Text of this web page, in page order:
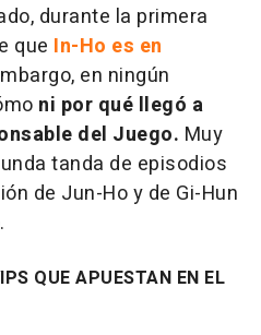
durante la primera
que In-Ho es en
en ningún
ni por qué llegó a
del Juego. Muy
tanda de episodios
de Jun-Ho y de Gi-Hun
QUE APUESTAN EN EL